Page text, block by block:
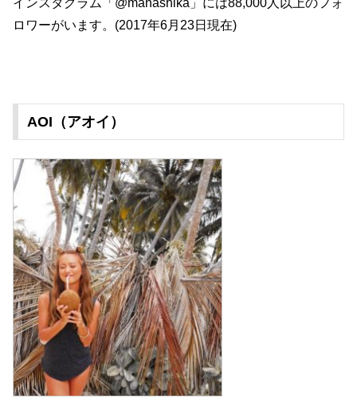
インスタグラム「@manashika」には88,000人以上のフォ
ロワーがいます。(2017年6月23日現在)
AOI（アオイ）